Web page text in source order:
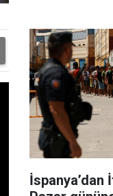
İspanya’dan